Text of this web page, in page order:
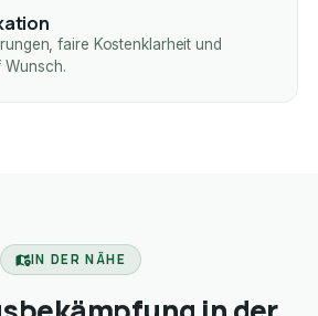
faire Kostenklarheit und
Wunsch.
IN DER NÄHE